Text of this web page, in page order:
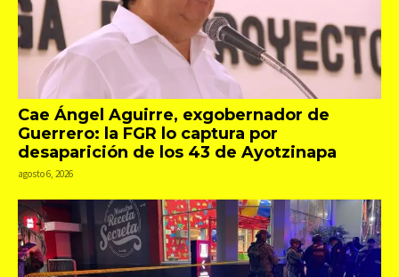
Cae Ángel Aguirre, exgobernador de
Guerrero: la FGR lo captura por
desaparición de los 43 de Ayotzinapa
agosto 6, 2026